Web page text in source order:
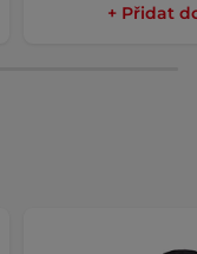
+ Přidat